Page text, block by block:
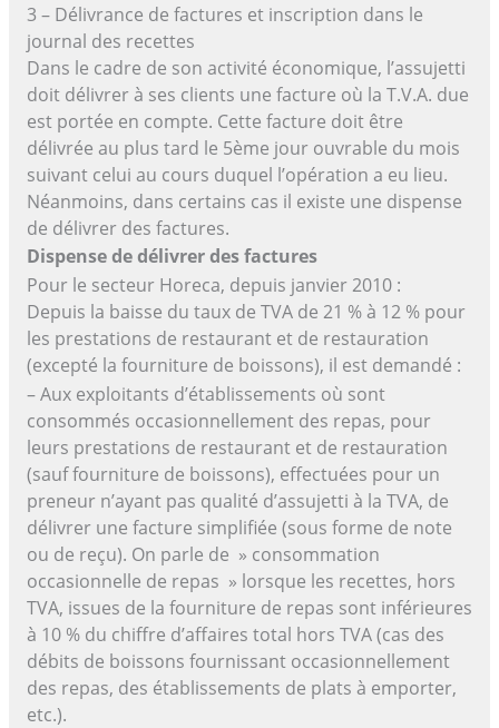
3 – Délivrance de factures et inscription dans le
journal des recettes
Dans le cadre de son activité économique, l’assujetti
doit délivrer à ses clients une facture où la T.V.A. due
est portée en compte. Cette facture doit être
délivrée au plus tard le 5ème jour ouvrable du mois
suivant celui au cours duquel l’opération a eu lieu.
Néanmoins, dans certains cas il existe une dispense
de délivrer des factures.
Dispense de délivrer des factures
Pour le secteur Horeca, depuis janvier 2010 :
Depuis la baisse du taux de TVA de 21 % à 12 % pour
les prestations de restaurant et de restauration
(excepté la fourniture de boissons), il est demandé :
– Aux exploitants d’établissements où sont
consommés occasionnellement des repas, pour
leurs prestations de restaurant et de restauration
(sauf fourniture de boissons), effectuées pour un
preneur n’ayant pas qualité d’assujetti à la TVA, de
délivrer une facture simplifiée (sous forme de note
ou de reçu). On parle de » consommation
occasionnelle de repas » lorsque les recettes, hors
TVA, issues de la fourniture de repas sont inférieures
à 10 % du chiffre d’affaires total hors TVA (cas des
débits de boissons fournissant occasionnellement
des repas, des établissements de plats à emporter,
etc.).